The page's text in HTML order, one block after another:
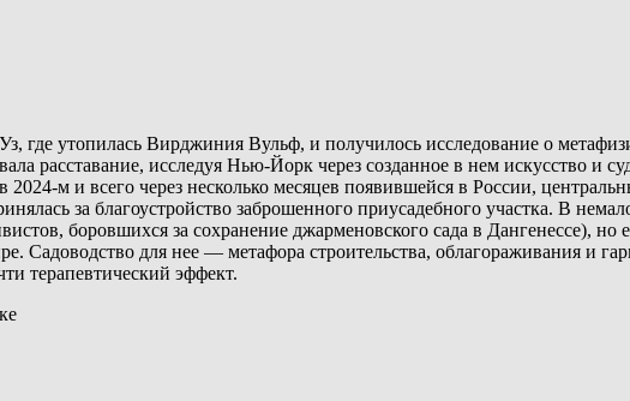
где утопилась Вирджиния Вульф, и получилось исследование о
расставание, исследуя Нью-Йорк через созданное в нем искусство и
м и всего через несколько месяцев появившейся в России,
за благоустройство заброшенного приусадебного участка. В
боровшихся за сохранение джарменовского сада в Дангенессе),
Садоводство для нее — метафора строительства, облагораживания и
терапевтический эффект.